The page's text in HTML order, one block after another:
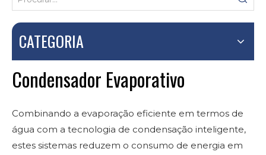
CATEGORIA
Condensador Evaporativo
Combinando a evaporação eficiente em termos de
água com a tecnologia de condensação inteligente,
estes sistemas reduzem o consumo de energia em